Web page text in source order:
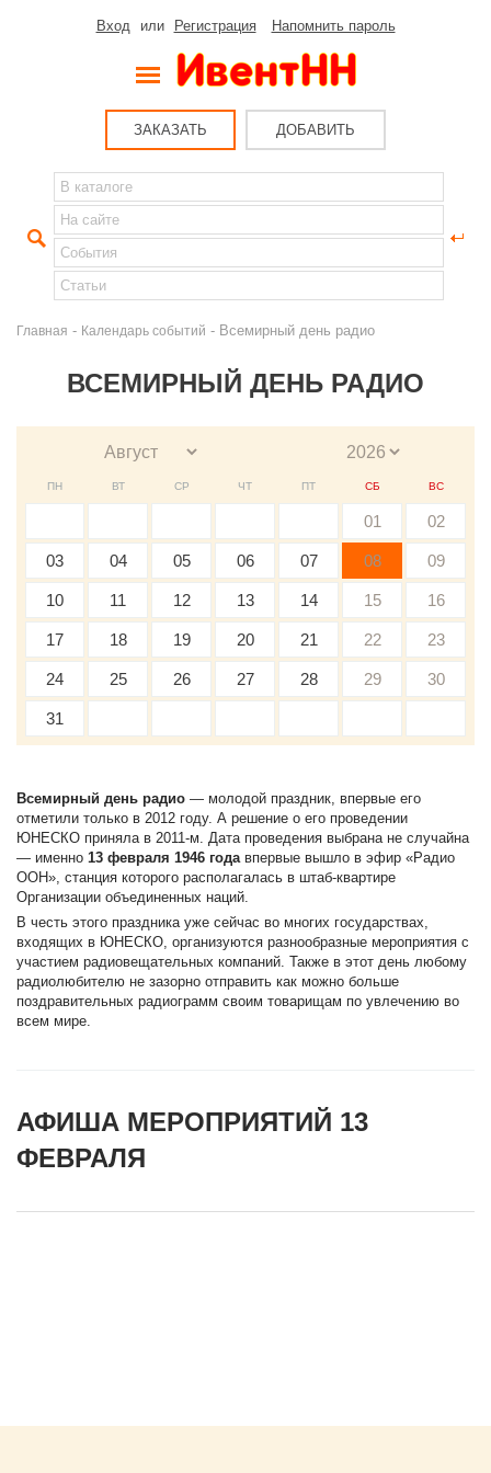
Вход или Регистрация Напомнить пароль
ЗАКАЗАТЬ ДОБАВИТЬ
Главная - Календарь событий - Всемирный день радио
ВСЕМИРНЫЙ ДЕНЬ РАДИО
ПН ВТ СР ЧТ ПТ СБ ВС
01 02
03 04 05 06 07 08 09
10 11 12 13 14 15 16
17 18 19 20 21 22 23
24 25 26 27 28 29 30
31
Всемирный день радио — молодой праздник, впервые его
отметили только в 2012 году. А решение о его проведении
ЮНЕСКО приняла в 2011-м. Дата проведения выбрана не случайна
— именно 13 февраля 1946 годавпервые вышло в эфир «Радио
ООН», станция которого располагалась в штаб-квартире
Организации объединенных наций.
В честь этого праздника уже сейчас во многих государствах,
входящих в ЮНЕСКО, организуются разнообразные мероприятия с
участием радиовещательных компаний. Также в этот день любому
радиолюбителю не зазорно отправить как можно больше
поздравительных радиограмм своим товарищам по увлечению во
всем мире.
АФИША МЕРОПРИЯТИЙ 13
ФЕВРАЛЯ